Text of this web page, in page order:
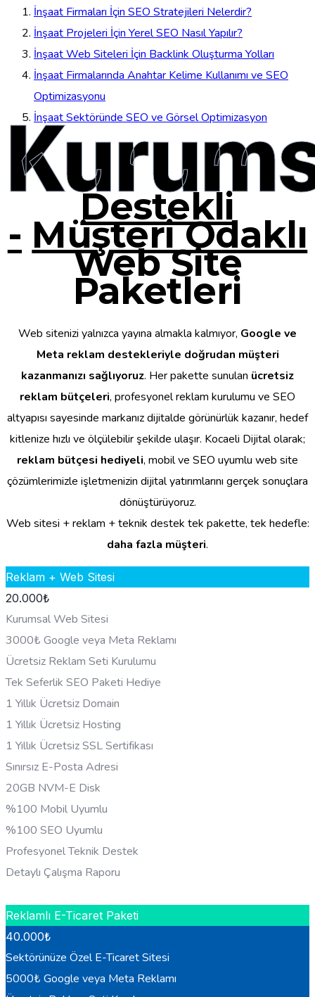
İnşaat Firmaları İçin SEO Stratejileri Nelerdir?
İnşaat Projeleri İçin Yerel SEO Nasıl Yapılır?
İnşaat Web Siteleri İçin Backlink Oluşturma Yolları
İnşaat Firmalarında Anahtar Kelime Kullanımı ve SEO
Optimizasyonu
İnşaat Sektöründe SEO ve Görsel Optimizasyon
Destekli
- Müşteri Odaklı
Web Site
Paketleri
Web sitenizi yalnızca yayına almakla kalmıyor, Google ve
Meta reklam destekleriyle doğrudan müşteri
kazanmanızı sağlıyoruz. Her pakette sunulan ücretsiz
reklam bütçeleri, profesyonel reklam kurulumu ve SEO
altyapısı sayesinde markanız dijitalde görünürlük kazanır, hedef
kitlenize hızlı ve ölçülebilir şekilde ulaşır. Kocaeli Dijital olarak;
reklam bütçesi hediyeli, mobil ve SEO uyumlu web site
çözümlerimizle işletmenizin dijital yatırımlarını gerçek sonuçlara
dönüştürüyoruz.
Web sitesi + reklam + teknik destek tek pakette, tek hedefle:
daha fazla müşteri.
Reklam + Web Sitesi
20.000₺
Kurumsal Web Sitesi
3000₺ Google veya Meta Reklamı
Ücretsiz Reklam Seti Kurulumu
Tek Seferlik SEO Paketi Hediye
1 Yıllık Ücretsiz Domain
1 Yıllık Ücretsiz Hosting
1 Yıllık Ücretsiz SSL Sertifikası
Sınırsız E-Posta Adresi
20GB NVM-E Disk
%100 Mobil Uyumlu
%100 SEO Uyumlu
Profesyonel Teknik Destek
Detaylı Çalışma Raporu
Reklamlı E-Ticaret Paketi
40.000₺
Sektörünüze Özel E-Ticaret Sitesi
5000₺ Google veya Meta Reklamı